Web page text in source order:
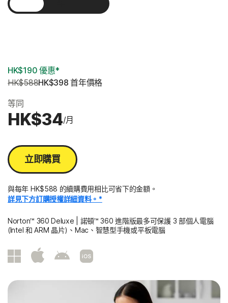
HK$190 優惠*
HK$588HK$398 首年價格
等同
HK$34/月
立即購買
與每年 HK$588 的續購費用相比可省下的金額。
詳見下方訂購授權詳細資料。*
Norton™ 360 Deluxe | 諾頓™ 360 進階版最多可保護 3 部個人電腦
(Intel 和 ARM 晶片)、Mac、智慧型手機或平板電腦